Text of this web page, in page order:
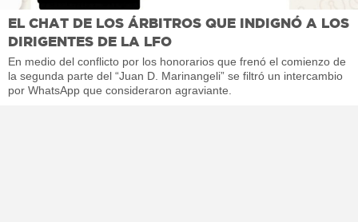
EL CHAT DE LOS ÁRBITROS QUE INDIGNÓ A LOS
DIRIGENTES DE LA LFO
En medio del conflicto por los honorarios que frenó el comienzo de
la segunda parte del “Juan D. Marinangeli” se filtró un intercambio
por WhatsApp que consideraron agraviante.